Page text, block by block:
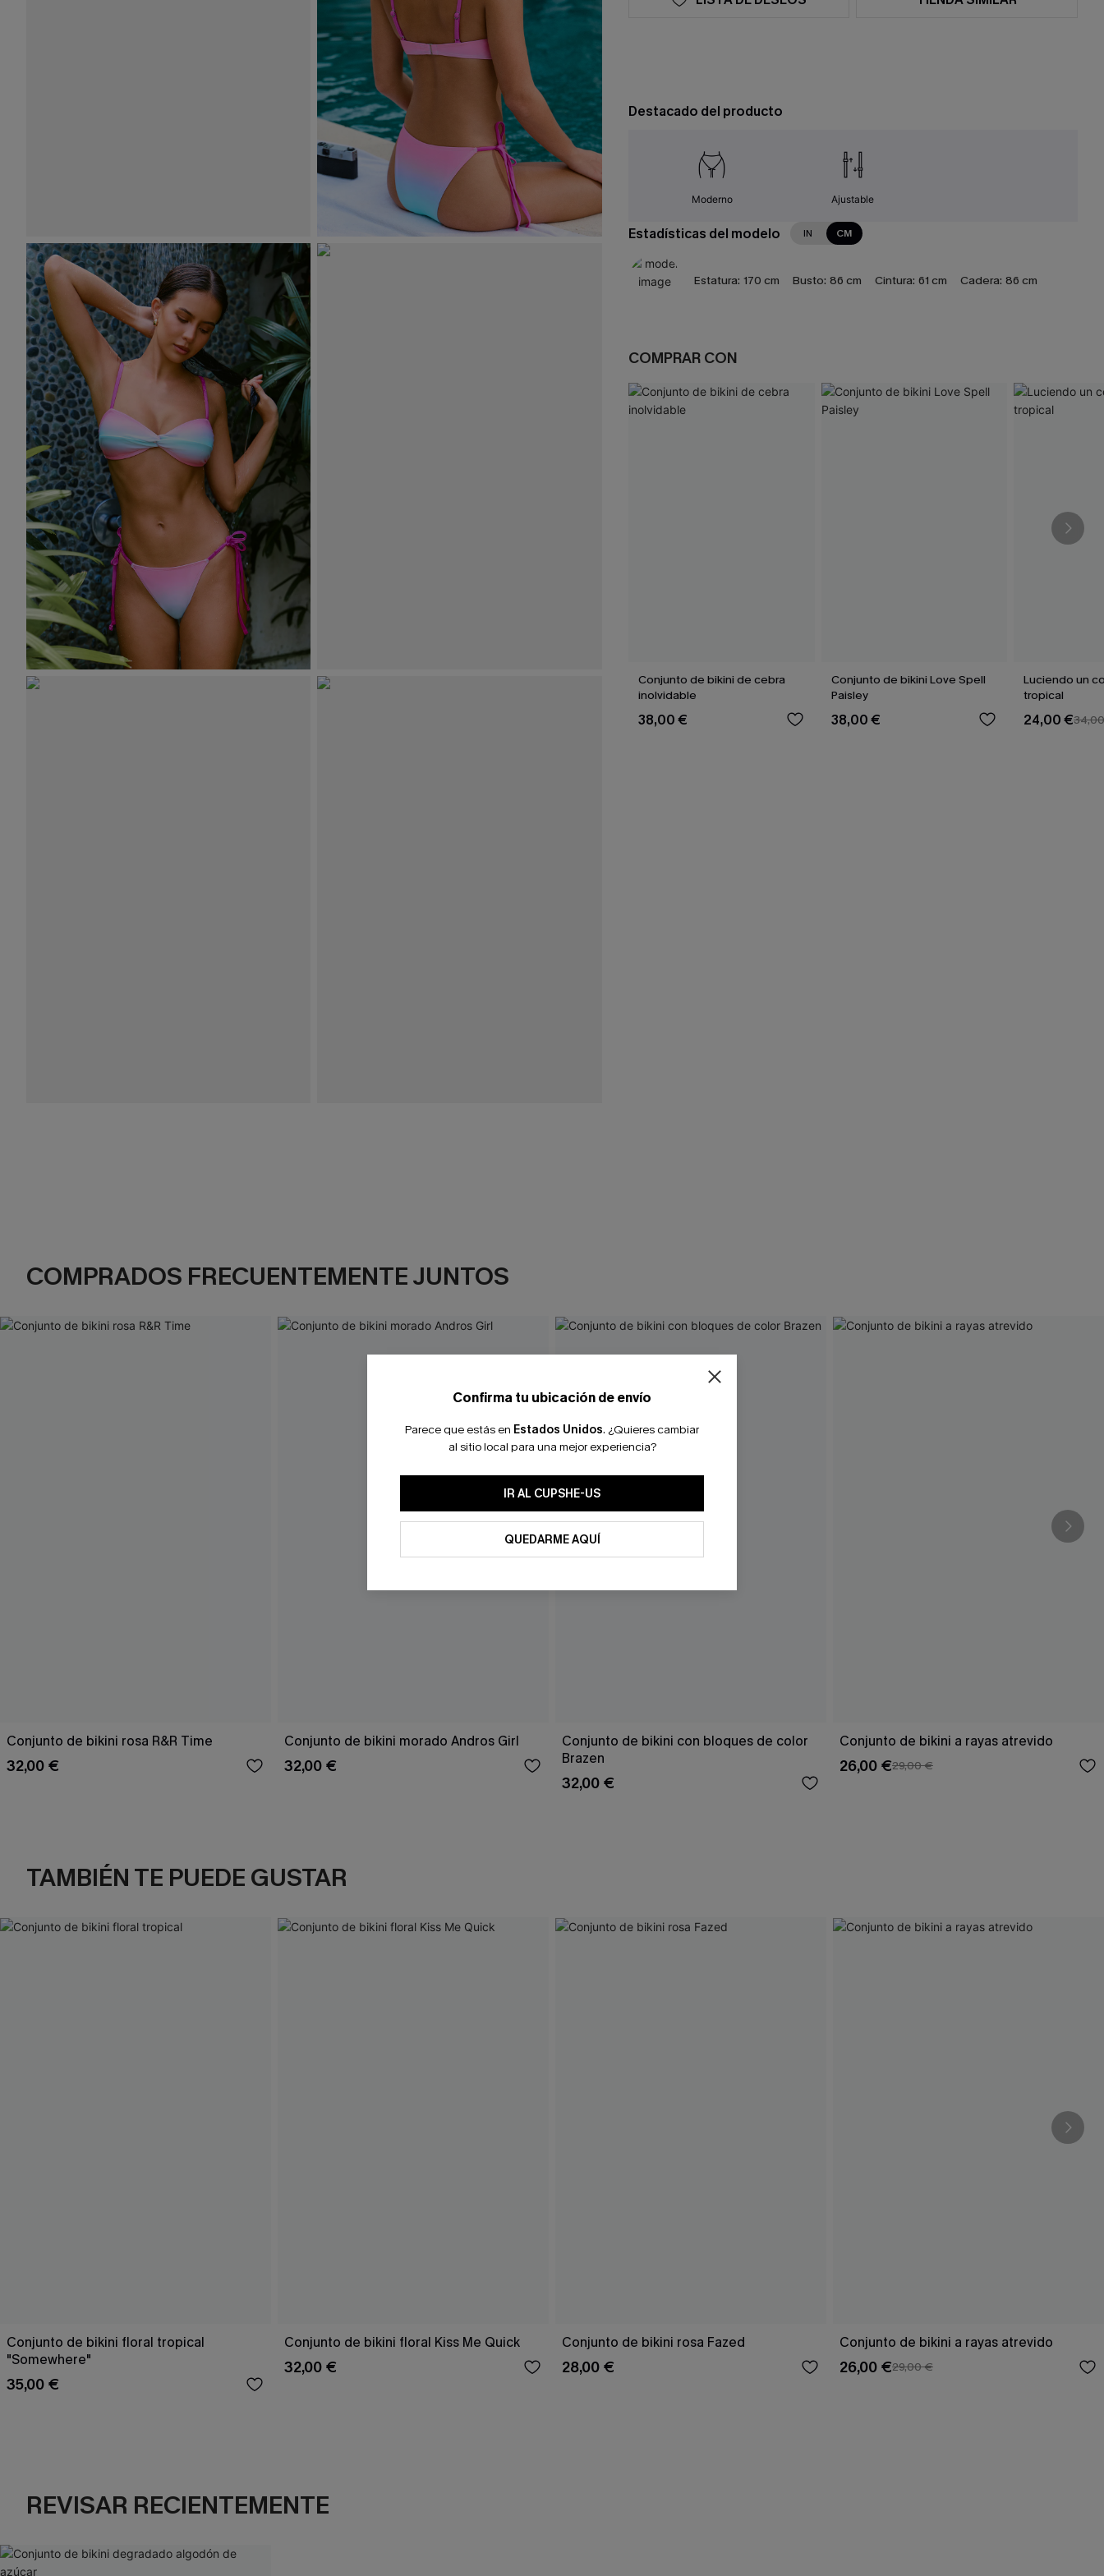
Destacado del producto
Moderno Ajustable
Estadísticas del modelo IN CM
Estatura: 170 cm Busto: 86 cm Cintura: 61 cm Cadera: 86 cm
COMPRAR CON
Conjunto de bikini de cebra
inolvidable
38,00 €
Conjunto de bikini Love Spell
Paisley
38,00 €
Luciendo un
tropical
24,00 €
COMPRADOS FRECUENTEMENTE JUNTOS
Conjunto de bikini rosa R&R Time
32,00 €
Conjunto de bikini morado Andros Girl
32,00 €
Conjunto de bikini con bloques de color
Brazen
32,00 €
Conjunto de bikini a rayas atrevido
26,00 €29,00 €
TAMBIÉN TE PUEDE GUSTAR
Conjunto de bikini floral tropical
"Somewhere"
35,00 €
Conjunto de bikini floral Kiss Me Quick
32,00 €
Conjunto de bikini rosa Fazed
28,00 €
Conjunto de bikini a rayas atrevido
26,00 €29,00 €
REVISAR RECIENTEMENTE
Confirma tu ubicación de envío
Parece que estás en Estados Unidos. ¿Quieres cambiar
al sitio local para una mejor experiencia?
IR AL CUPSHE-US
QUEDARME AQUÍ